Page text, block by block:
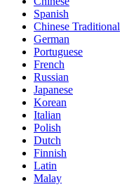
Spanish
Chinese Traditional
German
Portuguese
French
Russian
Japanese
Korean
Italian
Polish
Dutch
Finnish
Latin
Malay